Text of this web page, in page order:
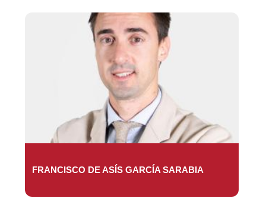
FRANCISCO DE ASÍS GARCÍA SARABIA